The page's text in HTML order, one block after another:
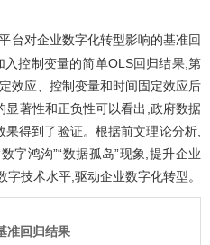
台对企业数字化转型影响的基准回
控制变量的简单OLS回归结果,第
效应、控制变量和时间固定效应后
显著性和正负性可以看出,政府数据
得到了验证。根据前文理论分析,
字鸿沟”“数据孤岛”现象,提升企业
技术水平,驱动企业数字化转型。
准回归结果